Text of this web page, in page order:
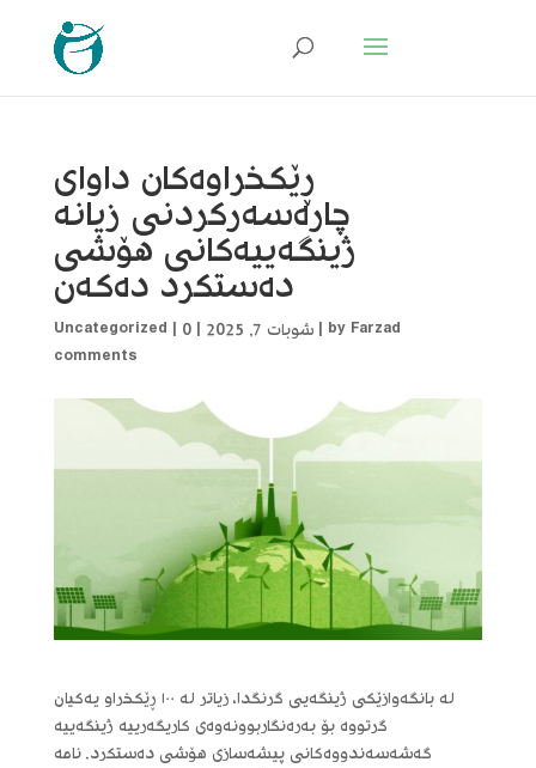
ڕێکخراوەکان داوای
چارەسەرکردنی زیانە
ژینگەییەکانی هۆشی
دەستکرد دەکەن
by Farzad
|شوبات 7, 2025 |
Uncategorized | 0
comments
لە بانگەوازێکی ژینگەیی گرنگدا، زیاتر لە ١٠٠ ڕێکخراو یەکیان
گرتووە بۆ بەرەنگاربوونەوەی کاریگەرییە ژینگەییە
گەشەسەندووەکانی پیشەسازی هۆشی دەستکرد. نامە